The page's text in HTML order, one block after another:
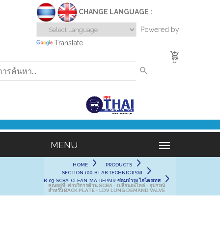
CHANGE LANGUAGE :
Powered by
Translate
0
HOME
PRODUCTS
SECTION 100-B LAB TECHNIC [PGI]
B-03-SCBA-CLEAN-MA-REPAIR-ซ่อมบำรุง ไฮโดรเทส
คุณอยู่ที่: ค่าบริการด้าน SCBA - เปลี่ยนอะไหล่ - อุปกรณ์
สำหรับ BACK PLATE - LDV LUNG DEMAND VALVE